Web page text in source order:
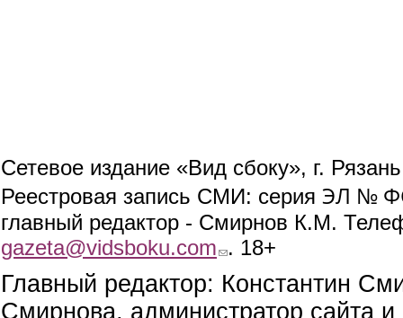
Сетевое издание «Вид сбоку», г.
Реестровая запись СМИ: серия ЭЛ №
главный редактор - Смирнов К.М.
gazeta@vidsboku.com (link sends e-mail)
. 18+
Главный редактор: Константин
Смирнова, администратор сайта